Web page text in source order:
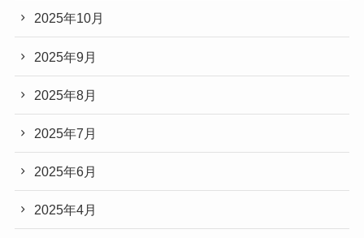
2025年10月
2025年9月
2025年8月
2025年7月
2025年6月
2025年4月